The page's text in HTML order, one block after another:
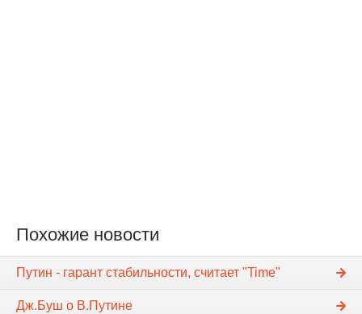
Похожие новости
Путин - гарант стабильности, считает "Time"
Дж.Буш о В.Путине